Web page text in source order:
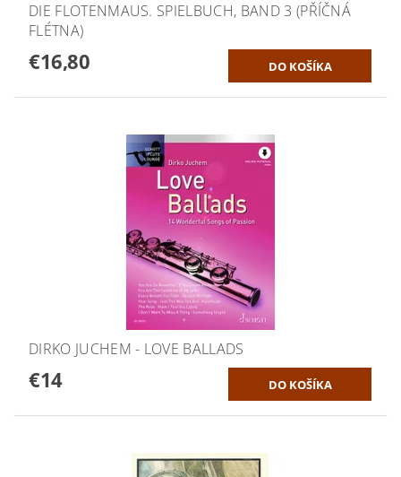
DIE FLOTENMAUS. SPIELBUCH, BAND 3 (PŘÍČNÁ
FLÉTNA)
€16,80
DIRKO JUCHEM - LOVE BALLADS
€14